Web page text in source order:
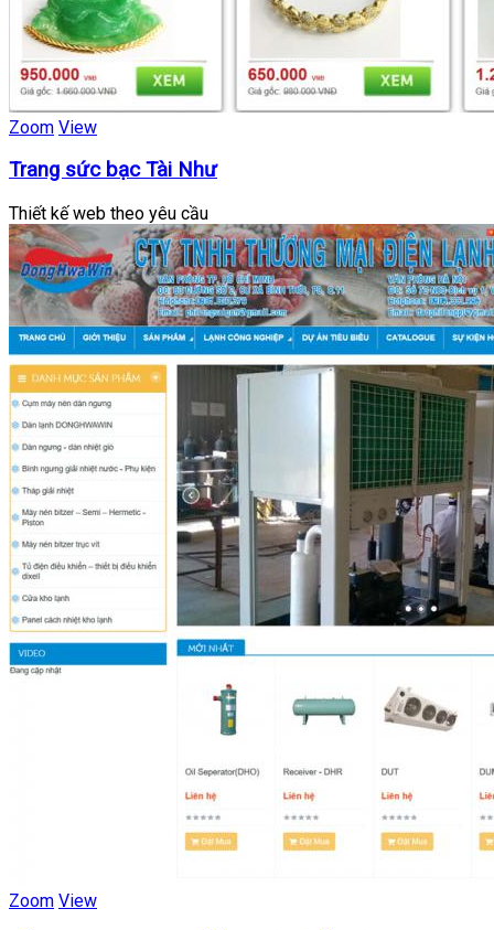
Zoom View
Trang sức bạc Tài Như
Thiết kế web theo yêu cầu
Zoom View